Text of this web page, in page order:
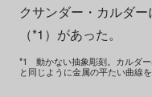
クサンダー・カルダ
（*1）があった。
*1 動かない抽象彫刻。カルダ
と同じように金属の平たい曲線